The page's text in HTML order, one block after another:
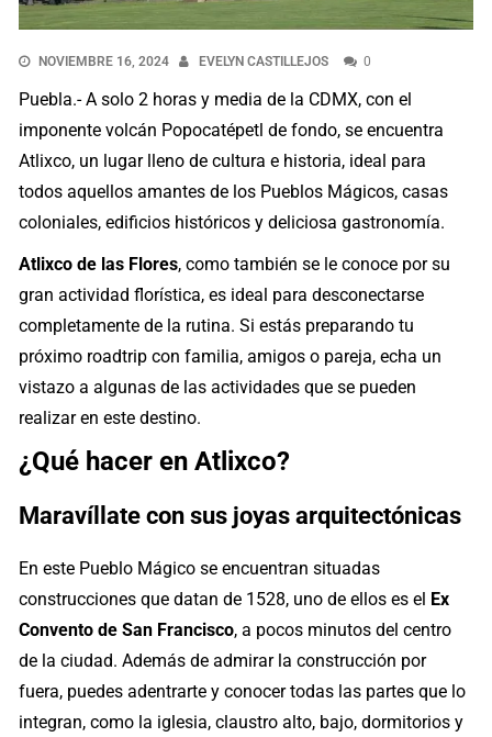
NOVIEMBRE 16, 2024 EVELYN CASTILLEJOS 0
Puebla.- A ​solo 2 horas y media de la CDMX, con el
imponente volcán Popocatépetl de fondo, se encuentra
Atlixco, un lugar lleno de cultura e historia, ideal para
todos aquellos amantes de los Pueblos Mágicos, casas
coloniales, edificios históricos y deliciosa gastronomía.
Atlixco de las Flores, como también se le conoce por su
gran actividad florística, es ideal para desconectarse
completamente de la rutina. Si estás preparando tu
próximo roadtrip con familia, amigos o pareja, echa un
vistazo a algunas de las actividades que se pueden
realizar en este destino.
¿Qué hacer en Atlixco?
Maravíllate con sus joyas arquitectónicas
En este Pueblo Mágico se encuentran situadas
construcciones que datan de 1528, uno de ellos es el Ex
Convento de San Francisco, a pocos minutos del centro
de la ciudad. Además de admirar la construcción por
fuera, puedes adentrarte y conocer todas las partes que lo
integran, como la iglesia, claustro alto, bajo, dormitorios y